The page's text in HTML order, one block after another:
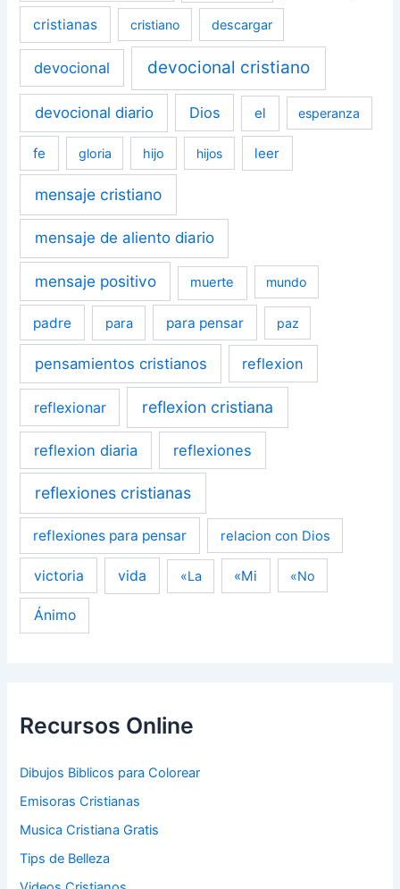
cristianas cristiano descargar
devocional devocional cristiano
devocional diario Dios el esperanza
fe gloria hijo hijos leer
mensaje cristiano
mensaje de aliento diario
mensaje positivo muerte mundo
padre para para pensar paz
pensamientos cristianos reflexion
reflexionar reflexion cristiana
reflexion diaria reflexiones
reflexiones cristianas
reflexiones para pensar relacion con Dios
victoria vida «La «Mi «No
Ánimo
Recursos Online
Dibujos Biblicos para Colorear
Emisoras Cristianas
Musica Cristiana Gratis
Tips de Belleza